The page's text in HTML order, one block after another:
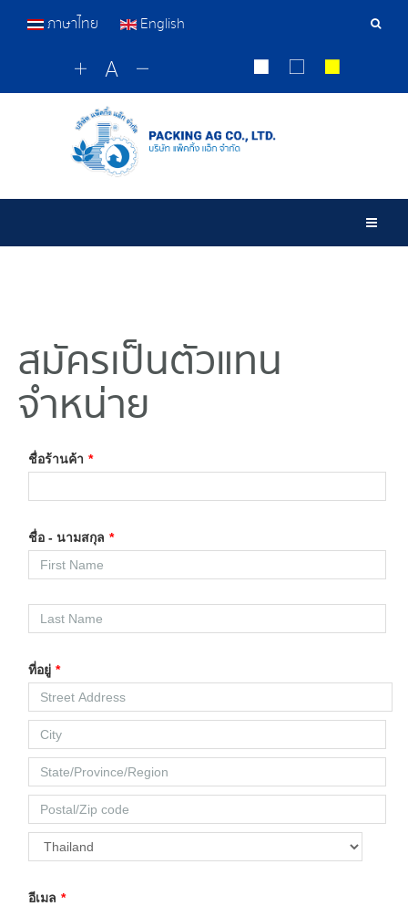
เครื่อ
ภาษาไทย English
สมัครเป็นตัวแทน
จำหน่าย
ชื่อร้านค้า *
ชื่อ - นามสกุล *
ที่อยู่ *
อีเมล *